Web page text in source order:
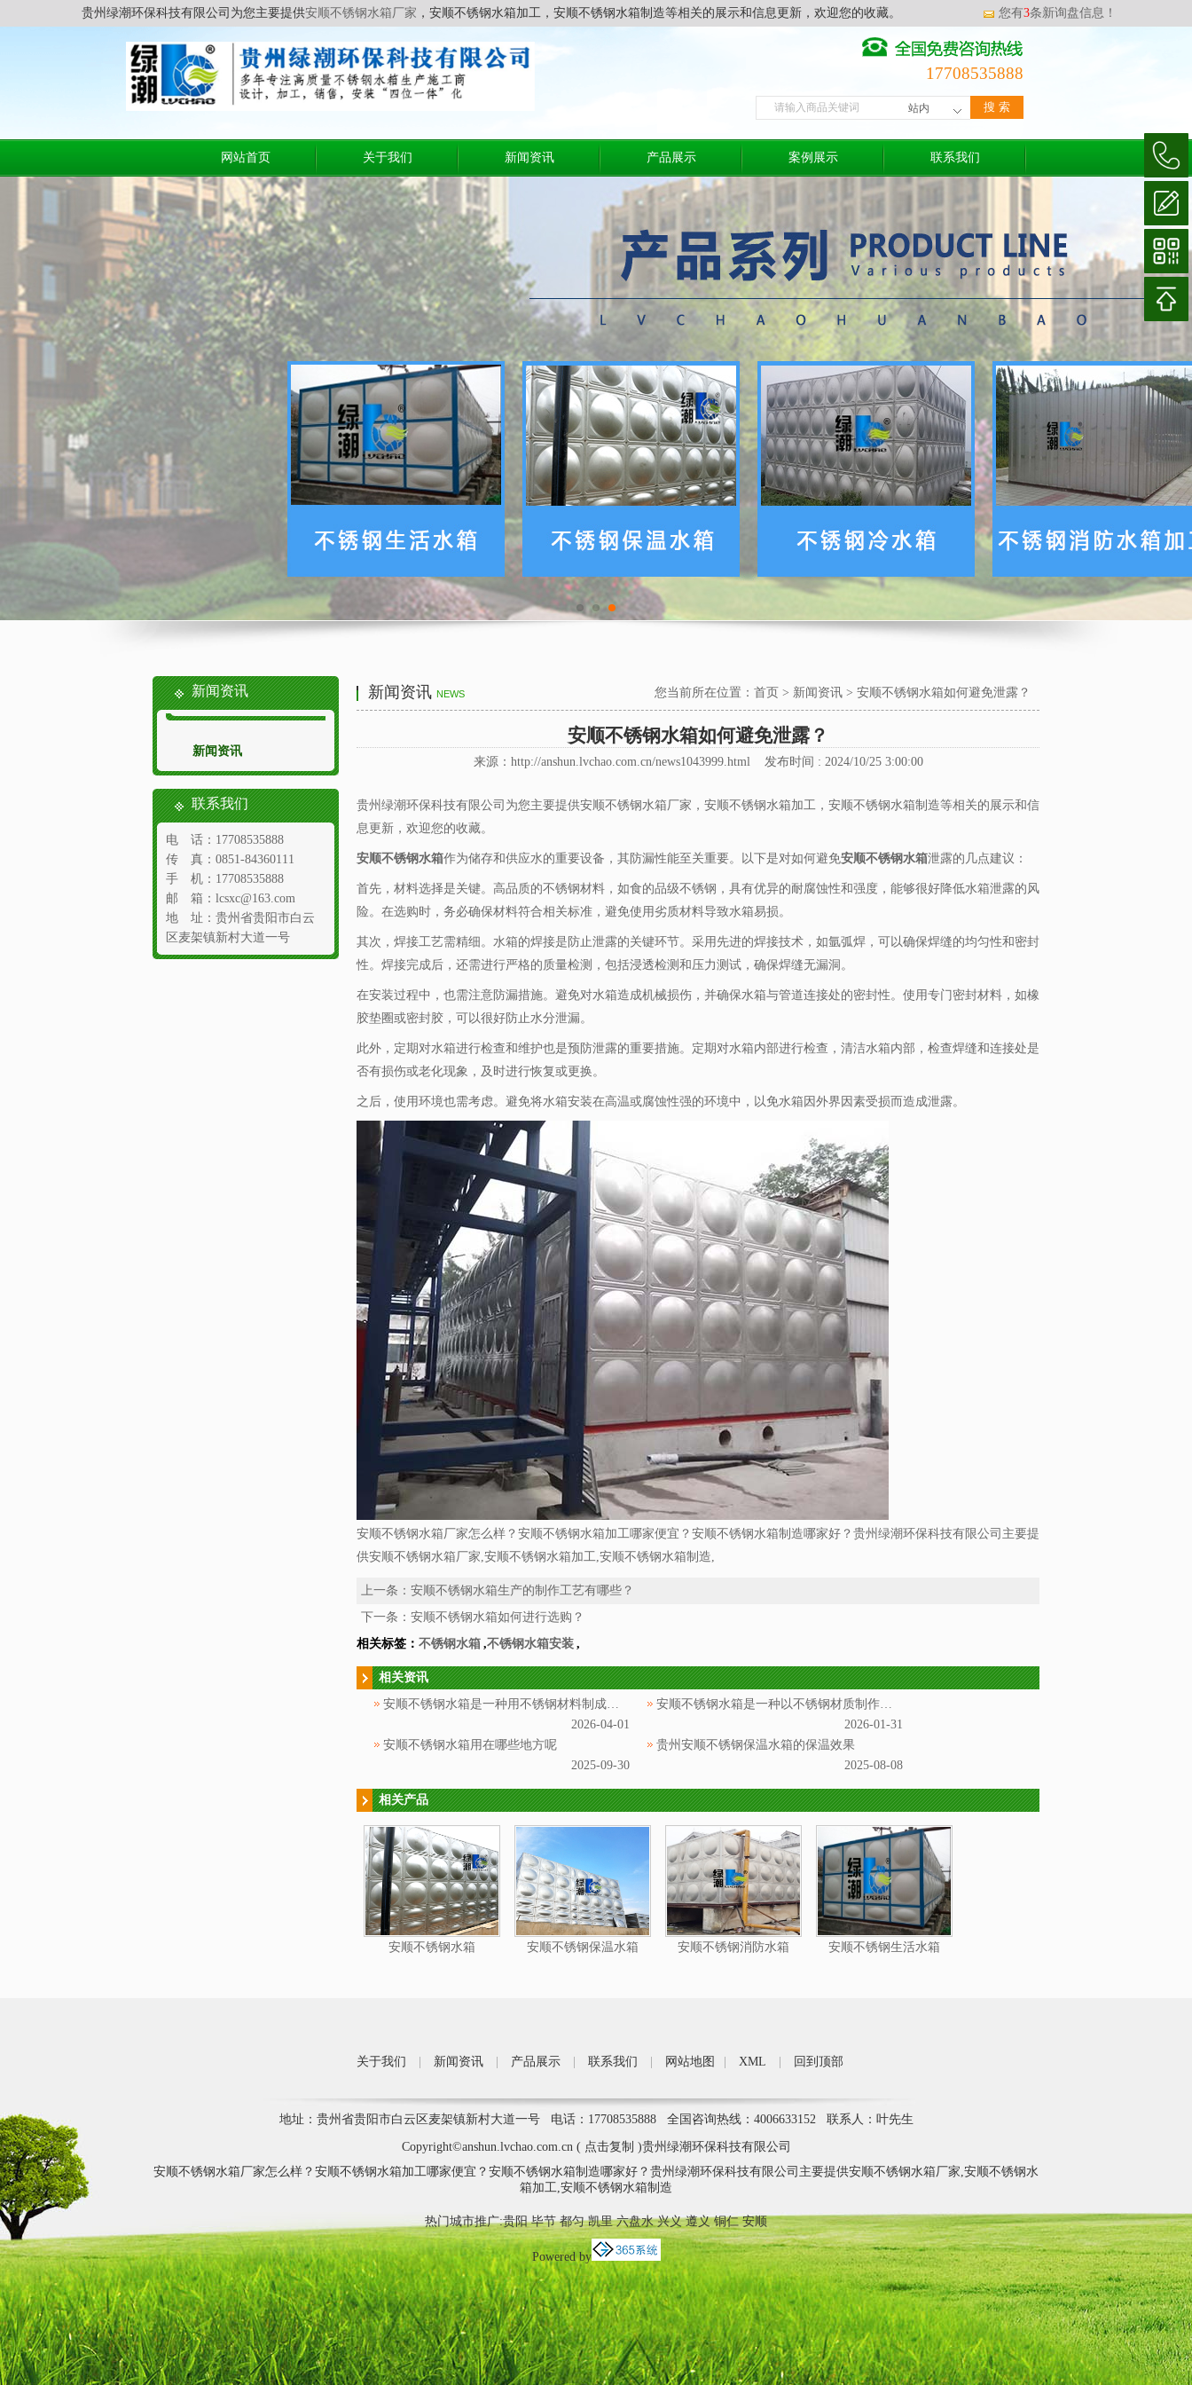
贵州绿潮环保科技有限公司为您主要提供安顺不锈钢水箱厂家 ，安顺不锈钢水箱加工，安顺不锈钢水箱制造等相关的展示和信息更新，欢迎您的收藏。 您有3条新询盘信息！
17708535888
网站首页 关于我们 新闻资讯 产品展示 案例展示 联系我们
新闻资讯
新闻资讯
联系我们
电 话：17708535888
传 真：0851-84360111
手 机：17708535888
邮 箱：lcsxc@163.com
地 址：贵州省贵阳市白云
区麦架镇新村大道一号
新闻资讯 NEWS 您当前所在位置： 首页 > 新闻资讯 > 安顺不锈钢水箱如何避免泄露？
安顺不锈钢水箱如何避免泄露？
来源：http://anshun.lvchao.com.cn/news1043999.html 发布时间 : 2024/10/25 3:00:00
贵州绿潮环保科技有限公司为您主要提供安顺不锈钢水箱厂家 ，安顺不锈钢水箱加工，安顺不锈钢水箱制造等相关的展示和信
息更新，欢迎您的收藏。
安顺不锈钢水箱作为储存和供应水的重要设备，其防漏性能至关重要。以下是对如何避免安顺不锈钢水箱泄露的几点建议：
首先，材料选择是关键。高品质的不锈钢材料，如食的品级不锈钢，具有优异的耐腐蚀性和强度，能够很好降低水箱泄露的风
险。在选购时，务必确保材料符合相关标准，避免使用劣质材料导致水箱易损。
其次，焊接工艺需精细。水箱的焊接是防止泄露的关键环节。采用先进的焊接技术，如氩弧焊，可以确保焊缝的均匀性和密封
性。焊接完成后，还需进行严格的质量检测，包括浸透检测和压力测试，确保焊缝无漏洞。
在安装过程中，也需注意防漏措施。避免对水箱造成机械损伤，并确保水箱与管道连接处的密封性。使用专门密封材料，如橡
胶垫圈或密封胶，可以很好防止水分泄漏。
此外，定期对水箱进行检查和维护也是预防泄露的重要措施。定期对水箱内部进行检查，清洁水箱内部，检查焊缝和连接处是
否有损伤或老化现象，及时进行恢复或更换。
之后，使用环境也需考虑。避免将水箱安装在高温或腐蚀性强的环境中，以免水箱因外界因素受损而造成泄露。
安顺不锈钢水箱厂家怎么样？安顺不锈钢水箱加工哪家便宜？安顺不锈钢水箱制造哪家好？贵州绿潮环保科技有限公司主要提
供安顺不锈钢水箱厂家,安顺不锈钢水箱加工,安顺不锈钢水箱制造,
上一条： 安顺不锈钢水箱生产的制作工艺有哪些？
下一条： 安顺不锈钢水箱如何进行选购？
相关标签： 不锈钢水箱 ,不锈钢水箱安装 ,
相关资讯
安顺不锈钢水箱是一种用不锈钢材料制成的用于储存和供应水源的设备
2026-04-01
安顺不锈钢水箱是一种以不锈钢材质制作而成的储水设备
2026-01-31
安顺不锈钢水箱用在哪些地方呢
2025-09-30
贵州安顺不锈钢保温水箱的保温效果
2025-08-08
相关产品
安顺不锈钢水箱 安顺不锈钢保温水箱 安顺不锈钢消防水箱 安顺不锈钢生活水箱
关于我们 新闻资讯 产品展示 联系我们 网站地图 XML 回到顶部
地址：贵州省贵阳市白云区麦架镇新村大道一号 电话：17708535888 全国咨询热线：4006633152 联系人：叶先生
Copyright©anshun.lvchao.com.cn( 点击复制 )贵州绿潮环保科技有限公司
安顺不锈钢水箱厂家怎么样？安顺不锈钢水箱加工哪家便宜？安顺不锈钢水箱制造哪家好？贵州绿潮环保科技有限公司主要提供安顺不锈钢水箱厂家,安顺不锈钢水
箱加工,安顺不锈钢水箱制造
热门城市推广:贵阳 毕节 都匀 凯里 六盘水 兴义 遵义 铜仁 安顺
Powered by